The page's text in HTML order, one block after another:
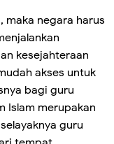
maka negara harus
kesejahteraan
akses untuk
bagi guru
Islam merupakan
guru